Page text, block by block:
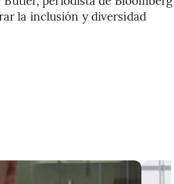
la inclusión y diversidad